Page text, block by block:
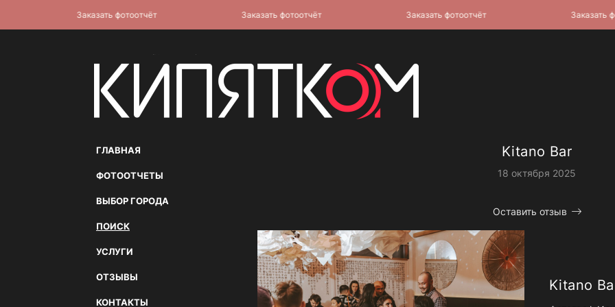
ГЛАВНАЯ
ФОТООТЧЕТЫ
ВЫБОР ГОРОДА
ПОИСК
УСЛУГИ
ОТЗЫВЫ
КОНТАКТЫ
Kitano Bar
18 октября 2025
Оставить отзыв
Kitano
Заказать фотоотчёт Заказать фотоотчёт Заказать фотоотчёт Заказать